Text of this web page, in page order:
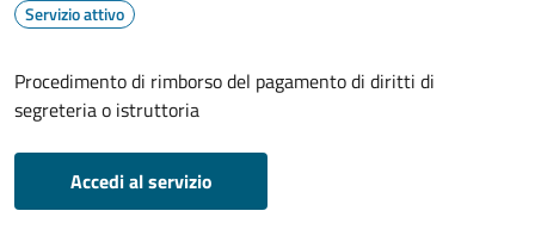
Servizio attivo
Procedimento di rimborso del pagamento di diritti di
segreteria o istruttoria
Accedi al servizio